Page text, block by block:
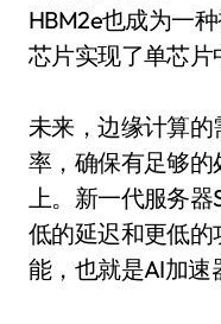
HBM2e也成为一
芯片实现了单芯片
未来，边缘计算
率，确保有足够
上。新一代服务器
低的延迟和更低
能，也就是AI加速